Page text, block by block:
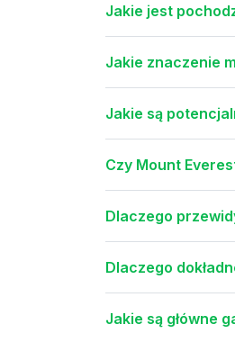
Jakie jest
Jakie znaczenie
Jakie są
Czy Mount
Dlaczego
Dlaczego
Jakie są główne